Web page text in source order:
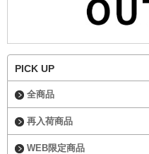
PICK UP
全商品
再入荷商品
WEB限定商品